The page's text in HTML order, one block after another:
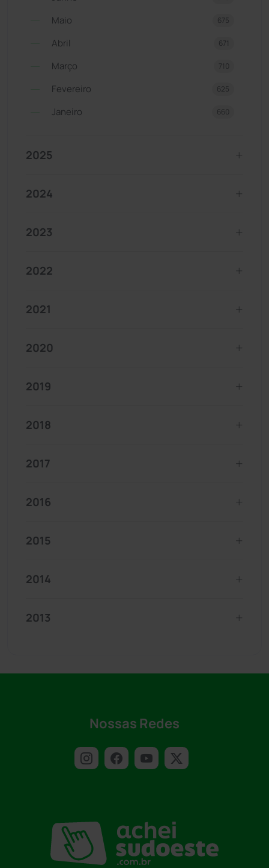
Maio 675
Abril 671
Março 710
Fevereiro 625
Janeiro 660
2025
2024
2023
2022
2021
2020
2019
2018
2017
2016
2015
2014
2013
Nossas Redes